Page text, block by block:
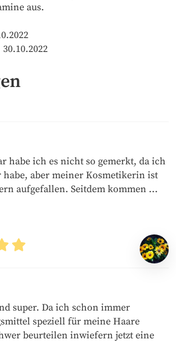
aus.
habe ich es nicht so gemerkt, da ich
habe, aber meiner Kosmetikerin ist
aufgefallen. Seitdem kommen ...
super. Da ich schon immer
speziell für meine Haare
beurteilen inwiefern jetzt eine